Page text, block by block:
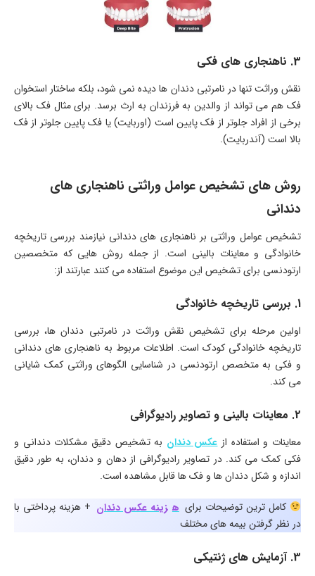
3. ناهنجاری های فکی
نقش وراثت تنها در نامرتبی دندان ها دیده نمی شود، بلکه ساختار استخوان
فک هم می تواند از والدین به فرزندان به ارث برسد. برای مثال فک بالای
برخی از افراد جلوتر از فک پایین است (اوربایت) یا فک پایین جلوتر از فک
بالا است (آندربایت).
روش های تشخیص عوامل وراثتی ناهنجاری های
دندانی
تشخیص عوامل وراثتی بر ناهنجاری های دندانی نیازمند بررسی تاریخچه
خانوادگی و معاینات بالینی است. از جمله روش هایی که متخصصین
ارتودنسی برای تشخیص این موضوع استفاده می کنند عبارتند از:
1. بررسی تاریخچه خانوادگی
اولین مرحله برای تشخیص نقش وراثت در نامرتبی دندان ها، بررسی
تاریخچه خانوادگی کودک است. اطلاعات مربوط به ناهنجاری های دندانی
و فکی به متخصص ارتودنسی در شناسایی الگوهای وراثتی کمک شایانی
می کند.
2. معاینات بالینی و تصاویر رادیوگرافی
معاینات و استفاده ازعکس دندان به تشخیص دقیق مشکلات دندانی و
فکی کمک می کند. در تصاویر رادیوگرافی از دهان و دندان، به طور دقیق
اندازه و شکل دندان ها و فک ها قابل مشاهده است.
کامل ترین توضیحات برای ه زینه عکس دندان + هزینه پرداختی با
در نظر گرفتن بیمه های مختلف
3. آزمایش ‌های ژنتیکی